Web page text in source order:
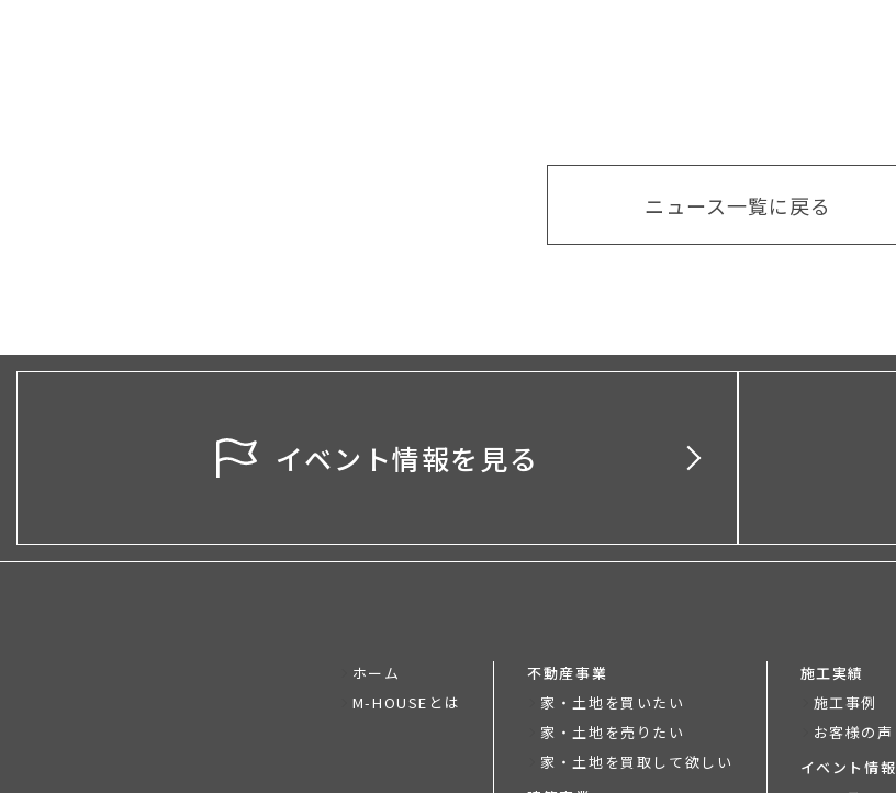
ニュース一覧に戻る
イベント情報を見る
ホーム
M-HOUSEとは
不動産事業
家・土地を買いたい
家・土地を売りたい
家・土地を買取して欲しい
施工実績
施工事例
お客様の声
イベント情報